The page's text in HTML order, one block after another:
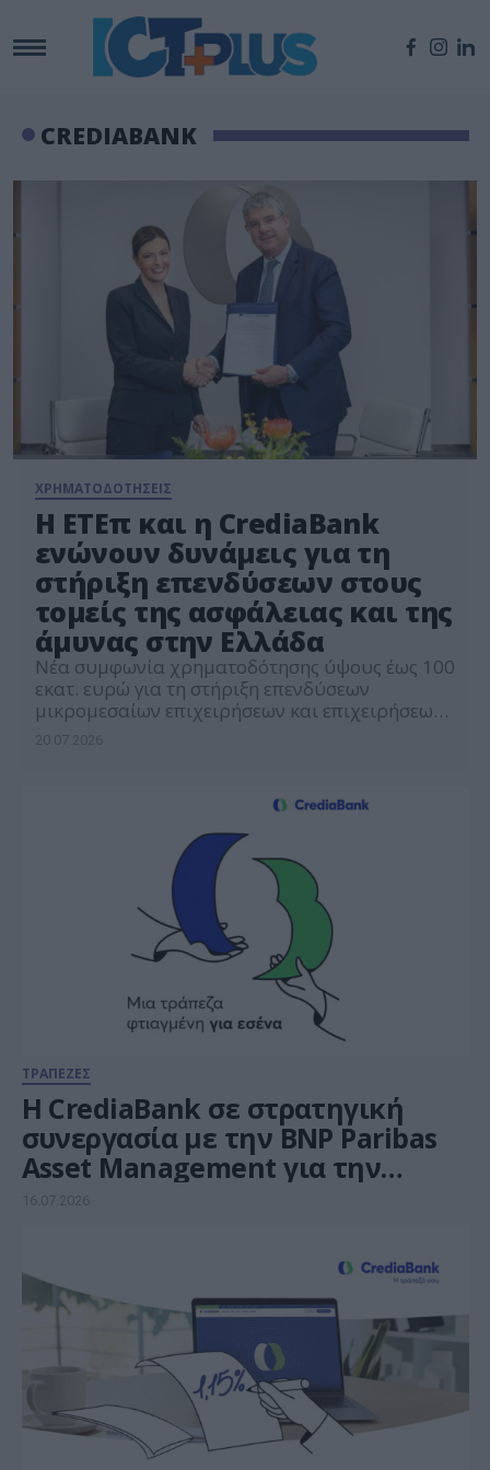
CREDIABANK
ΧΡΗΜΑΤΟΔΟΤΗΣΕΙΣ
Η ΕΤΕπ και η CrediaBank
ενώνουν δυνάμεις για τη
στήριξη επενδύσεων στους
τομείς της ασφάλειας και της
άμυνας στην Ελλάδα
Νέα συμφωνία χρηματοδότησης ύψους έως 100
εκατ. ευρώ για τη στήριξη επενδύσεων
μικρομεσαίων επιχειρήσεων και επιχειρήσεων
ΤΡΑΠΕΖΕΣ
Η CrediaBank σε στρατηγική
συνεργασία με την BNP Paribas
Asset Management για την
ενίσχυση των υπηρεσιών Wealth
16.07.2026